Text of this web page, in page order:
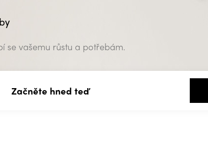
se vašemu růstu a potřebám.
Začněte hned teď